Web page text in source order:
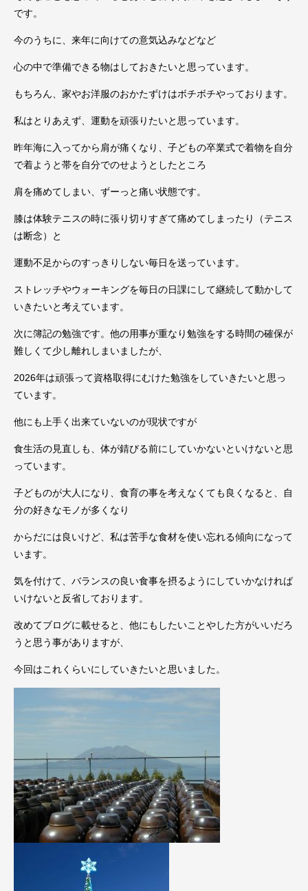
です。
今のうちに、来年に向けての意気込みなどなど
心の中で準備できる物はしておきたいと思っています。
もちろん、家やお洋服のおかたずけはボチボチやっております。
私はとりあえず、運動を頑張りたいと思っています。
昨年海に入ってから肩が痛くなり、子どもの卒業式で着物を自分
で着ようと帯を自分でのせようとしたところ
肩を痛めてしまい、ずーっと痛い状態です。
膝は体験テニスの時に張り切りすぎて痛めてしまったり（テニス
は断念）と
運動不足からのすっきりしない毎日を送っています。
ストレッチやウォーキングを毎日の日課にして継続して動かして
いきたいと考えています。
次に簿記の勉強です。他の用事が重なり勉強をする時間の確保が
難しくて少し離れしまいましたが、
2026年は頑張って資格取得にむけた勉強をしていきたいと思っ
ています。
他にも上手く出来ていないのが現状ですが
食生活の見直しも、体が錆びる前にしていかないといけないと思
っています。
子どものが大人になり、食育の事を考えなくても良くなると、自
分の好きなモノが多くなり
からだには良いけど、私は苦手な食材を使い忘れる傾向になって
います。
気を付けて、バランスの良い食事を摂るようにしていかなければ
いけないと反省しております。
改めてブログに載せると、他にもしたいことやした方がいいだろ
うと思う事がありますが、
今回はこれくらいにしていきたいと思いました。